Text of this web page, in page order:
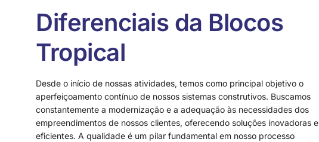
Diferenciais da Blocos
Tropical
Desde o início de nossas atividades, temos como principal objetivo o
aperfeiçoamento contínuo de nossos sistemas construtivos. Buscamos
constantemente a modernização e a adequação às necessidades dos
empreendimentos de nossos clientes, oferecendo soluções inovadoras e
eficientes. A qualidade é um pilar fundamental em nosso processo